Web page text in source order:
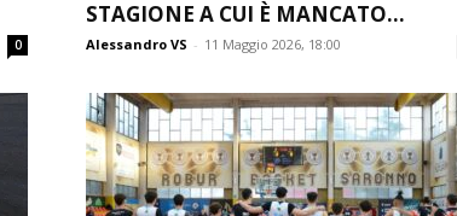
0
STAGIONE A CUI È MANCATO...
Alessandro VS - 11 Maggio 2026, 18:00